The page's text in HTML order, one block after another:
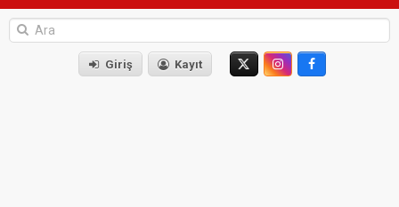
Giriş Kayıt